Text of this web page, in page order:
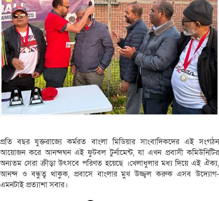
প্রতি বছর যুক্তরাজ্যে কর্মরত বাংলা মিডিয়ার সাংবাদিকদের এই সংগঠন
আয়োজন করে আনন্দঘন এই ফুটবল টুর্নামেন্ট, যা এখন প্রবাসী কমিউনিটির
অন্যতম সেরা ক্রীড়া উৎসবে পরিণত হয়েছে ।খেলাধুলার মধ্য দিয়ে এই ঐক্য,
আনন্দ ও বন্ধুত্ব থাকুক, প্রবাসে বাংলার মুখ উজ্জ্বল করুক এসব উদ্যোগ-
এমনটাই প্রত‍্যাশা সবার।